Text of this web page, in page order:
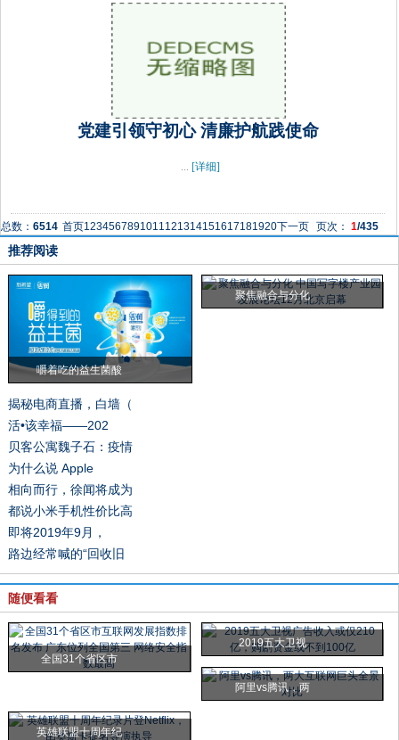
党建引领守初心 清廉护航践使命
... [详细]
总数： 6514 首页1234567891011121314151617181920下一页 页次： 1/435
推荐阅读
嚼着吃的益生菌酸
聚焦融合与分化
揭秘电商直播，白墙（
活•该幸福——202
贝客公寓魏子石：疫情
为什么说 Apple
相向而行，徐闻将成为
都说小米手机性价比高
即将2019年9月，
路边经常喊的“回收旧
随便看看
全国31个省区市
2019五大卫视
阿里vs腾讯，两
英雄联盟十周年纪